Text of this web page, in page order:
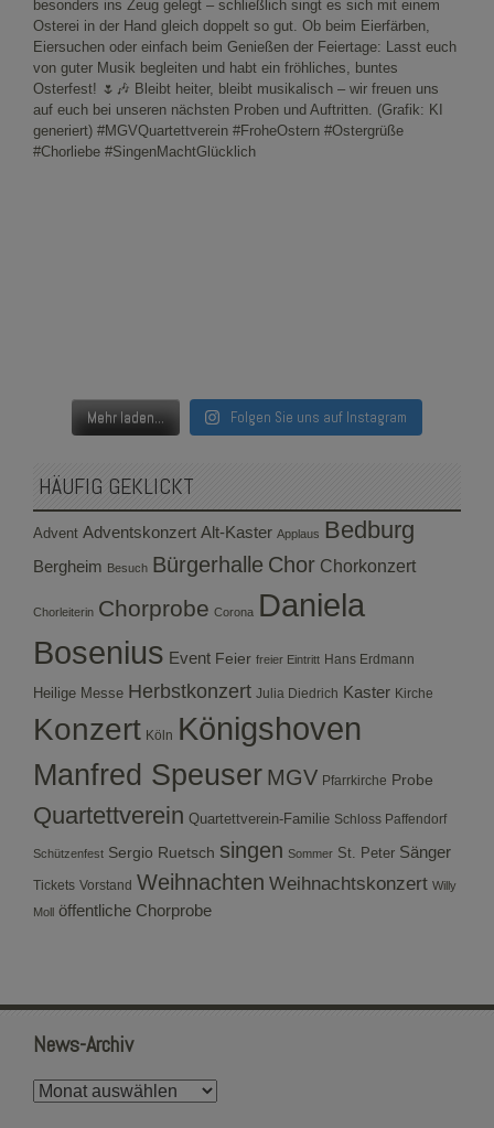
Mehr laden... Folgen Sie uns auf Instagram
HÄUFIG GEKLICKT
Advent Adventskonzert Alt-Kaster Applaus Bedburg
Bergheim Besuch Bürgerhalle Chor Chorkonzert
Chorleiterin Chorprobe Corona Daniela
Bosenius Event Feier freier Eintritt Hans Erdmann
Heilige Messe Herbstkonzert Julia Diedrich Kaster Kirche
Konzert Köln Königshoven
Manfred Speuser MGV Pfarrkirche Probe
Quartettverein Quartettverein-Familie Schloss Paffendorf
Schützenfest Sergio Ruetsch singen Sommer St. Peter Sänger
Tickets Vorstand Weihnachten Weihnachtskonzert Willy
Moll
öffentliche Chorprobe
News-Archiv
News-